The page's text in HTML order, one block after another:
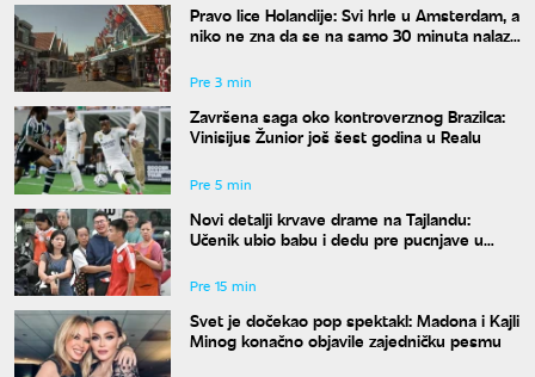
Pravo lice Holandije: Svi hrle u Amsterdam, a
niko ne zna da se na samo 30 minuta nalazi
Pre 3 min
Završena saga oko kontroverznog Brazilca:
Vinisijus Žunior još šest godina u Realu
Pre 5 min
Novi detalji krvave drame na Tajlandu:
Učenik ubio babu i dedu pre pucnjave u
Pre 15 min
Svet je dočekao pop spektakl: Madona i Kajli
Minog konačno objavile zajedničku pesmu